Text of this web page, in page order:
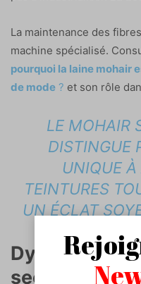
La maintenance des
machine spécialisé.
pourquoi la laine mohair
de mode ? et son rôle
LE MOHAIR
DISTINGUE
UNIQUE À
TEINTURES
UN ÉCLAT
Dynamique
secteur